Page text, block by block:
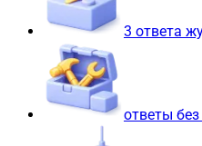
3 ответа
ответы